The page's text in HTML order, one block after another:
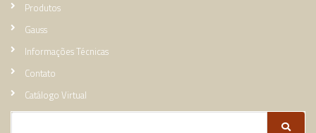
Produtos
Gauss
Informações Técnicas
Contato
Catálogo Virtual